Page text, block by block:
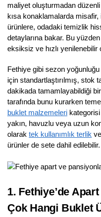
maliyet oluşturmadan
kısa konaklamalarda
ürünlere, odadaki temizlik
detaylarına bakar. Bu
eksiksiz ve hızlı yenilenebilir
Fethiye gibi sezon
için standartlaştırılmış, stok
dakikada tamamlayabildiği
tarafında bunu kurarken
buklet malzemeleri
yakın, havuzlu veya uzun
olarak tek kullanımlık terlik ve
ürünler de sete dahil edilebilir.
1. Fethiye’de
Çok Hangi Buklet